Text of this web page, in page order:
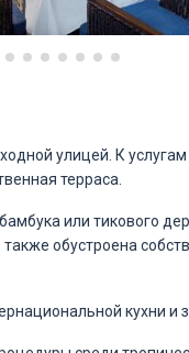
улицей. К услугам
терраса.
или тикового
обустроена
кухни и